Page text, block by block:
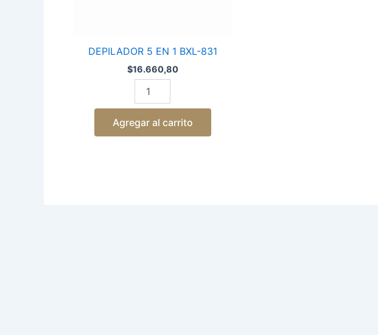
DEPILADOR 5 EN 1 BXL-831
$16.660,80
Agregar al carrito